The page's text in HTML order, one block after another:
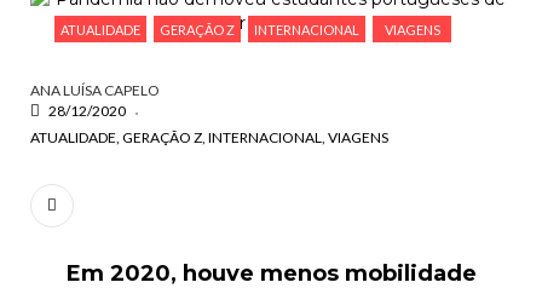
ESCREVA O QUE PROCURA E PRIMA ENTER
ATUALIDADE GERAÇÃO Z INTERNACIONAL VIAGENS
ANA LUÍSA CAPELO
28/12/2020
ATUALIDADE GERAÇÃO Z INTERNACIONAL VIAGENS
Em 2020, houve menos mobilidade